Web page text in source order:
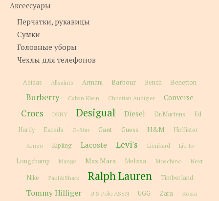
Аксессуары
Перчатки, рукавицы
Сумки
Головные уборы
Чехлы для телефонов
Adidas Allsaints Armani Barbour Bench Benetton
Burberry Calvin Klein Christian Audigier Converse
Crocs DKNY Desigual Diesel Dr.Martens
Ed
Hardy
Escada G-Star Gant Guess H&M Hollister
Kenzo Kipling Lacoste Levi's Lienhard Liu Jo
Longchamp Mango Max Mara Melissa Moschino
Next
Nike
Paul&Shark Ralph Lauren Timberland
Tommy Hilfiger U.S.Polo ASSN UGG Zara
Кожа